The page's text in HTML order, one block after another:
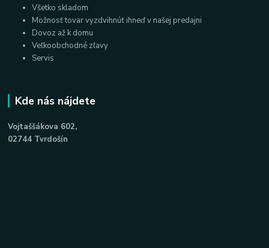
Všetko skladom
Možnosť tovar vyzdvihnúť ihneď v našej predajni
Dovoz až k domu
Veľkoobchodné zľavy
Servis
Kde nás nájdete
Vojtaššákova 602,
02744 Tvrdošín